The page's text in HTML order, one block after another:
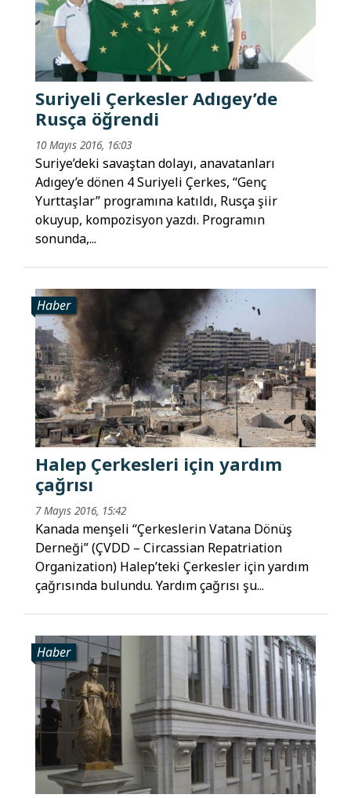
Suriyeli Çerkesler Adıgey’de
Rusça öğrendi
10 Mayıs 2016, 16:03
Suriye’deki savaştan dolayı, anavatanları
Adıgey’e dönen 4 Suriyeli Çerkes, “Genç
Yurttaşlar” programına katıldı, Rusça şiir
okuyup, kompozisyon yazdı. Programın
sonunda,...
Haber
Halep Çerkesleri için yardım
çağrısı
7 Mayıs 2016, 15:42
Kanada menşeli “Çerkeslerin Vatana Dönüş
Derneği” (ÇVDD – Circassian Repatriation
Organization) Halep’teki Çerkesler için yardım
çağrısında bulundu. Yardım çağrısı şu...
Haber